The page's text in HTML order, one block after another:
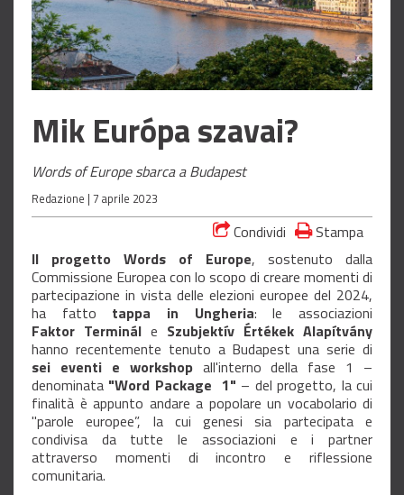
Mik Európa szavai?
Words of Europe sbarca a Budapest
Redazione | 7 aprile 2023
Condividi
Stampa
Il progetto Words of Europe, sostenuto dalla
Commissione Europea con lo scopo di creare momenti di
partecipazione in vista delle elezioni europee del 2024,
ha fatto tappa in Ungheria: le associazioni
Faktor Terminál e Szubjektív Értékek Alapítvány
hanno recentemente tenuto a Budapest una serie di
sei eventi e workshop all'interno della fase 1 –
denominata "Word Package 1" – del progetto, la cui
finalità è appunto andare a popolare un vocabolario di
"parole europee”, la cui genesi sia partecipata e
condivisa da tutte le associazioni e i partner
attraverso momenti di incontro e riflessione
comunitaria.